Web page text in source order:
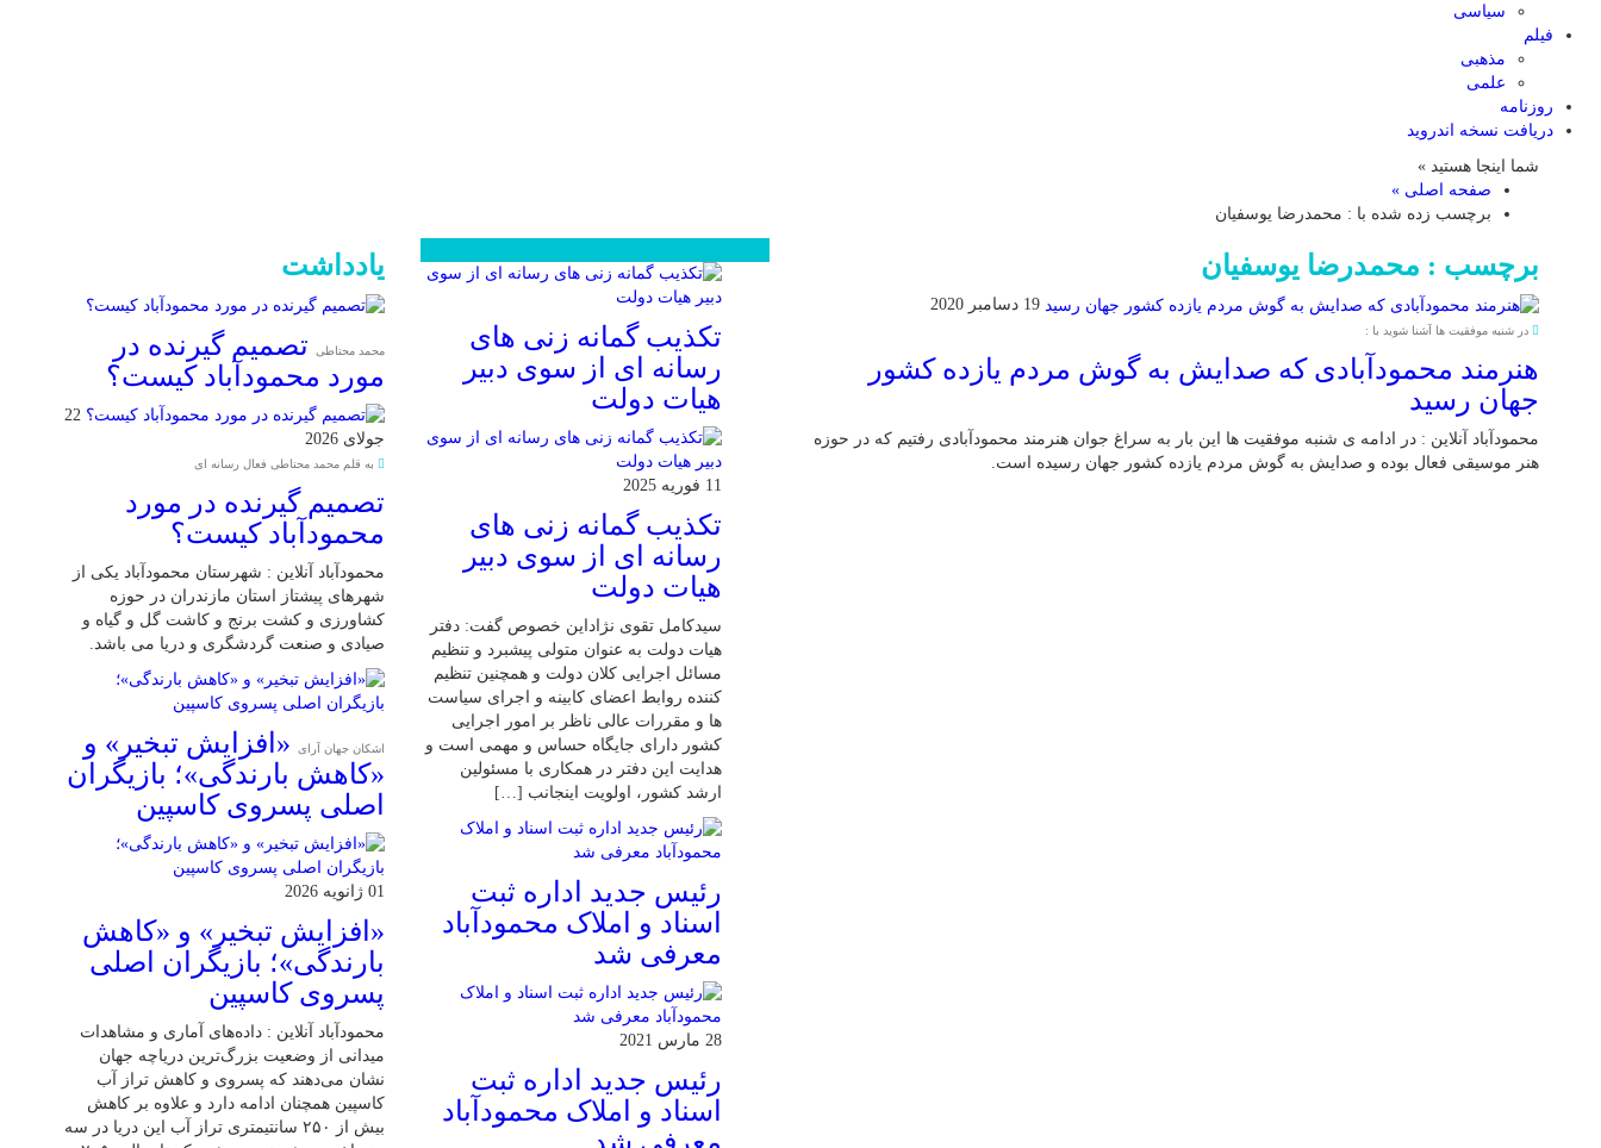
سیاسی
فیلم
مذهبی
علمی
روزنامه
دریافت نسخه اندروید
شما اینجا هستید »
صفحه اصلی »
برچسب زده شده با : محمدرضا یوسفیان
برچسب : محمدرضا یوسفیان
19 دسامبر 2020
در شنبه موفقیت ها آشنا شوید با :
هنرمند محمودآبادی که صدایش به گوش مردم یازده کشور
جهان رسید
محمودآباد آنلاین : در ادامه ی شنبه موفقیت ها این بار به سراغ جوان هنرمند محمودآبادی رفتیم که در حوزه
هنر موسیقی فعال بوده و صدایش به گوش مردم یازده کشور جهان رسیده است.
تکذیب گمانه زنی های
رسانه ای از سوی دبیر
هیات دولت
11 فوریه 2025
تکذیب گمانه زنی های
رسانه ای از سوی دبیر
هیات دولت
سیدکامل تقوی نژاداین خصوص گفت: دفتر
هیات دولت به عنوان متولی پیشبرد و تنظیم
مسائل اجرایی کلان دولت و همچنین تنظیم
کننده روابط اعضای کابینه و اجرای سیاست
ها و مقررات عالی ناظر بر امور اجرایی
کشور دارای جایگاه حساس و مهمی است و
هدایت این دفتر در همکاری با مسئولین
ارشد کشور، اولویت اینجانب […]
رئیس جدید اداره ثبت
اسناد و املاک محمودآباد
معرفی شد
28 مارس 2021
رئیس جدید اداره ثبت
اسناد و املاک محمودآباد
معرفی شد
یادداشت
محمد محتاطی
تصمیم گیرنده در
مورد محمودآباد کیست؟
22
جولای 2026
به قلم محمد محتاطی فعال رسانه ای
تصمیم گیرنده در مورد
محمودآباد کیست؟
محمودآباد آنلاین : شهرستان محمودآباد یکی از
شهرهای پیشتاز استان مازندران در حوزه
کشاورزی و کشت برنج و کاشت گل و گیاه و
صیادی و صنعت گردشگری و دریا می باشد.
اشکان جهان آرای
«افزایش تبخیر» و
«کاهش بارندگی»؛ بازیگران
اصلی پسروی کاسپین
01 ژانویه 2026
«افزایش تبخیر» و «کاهش
بارندگی»؛ بازیگران اصلی
پسروی کاسپین
محمودآباد آنلاین : داده‌های آماری و مشاهدات
میدانی از وضعیت بزرگ‌ترین دریاچه جهان
نشان می‌دهند که پسروی و کاهش تراز آب
کاسپین همچنان ادامه دارد و علاوه بر کاهش
بیش از ۲۵۰ سانتیمتری تراز آب این دریا در سه